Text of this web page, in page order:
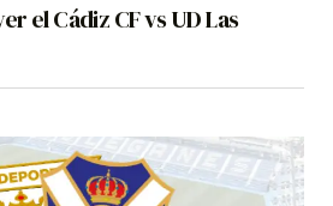
el Cádiz CF vs UD Las